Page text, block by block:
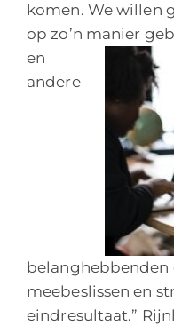
komen. We willen
op zo’n manier g
en
andere
belanghebbenden
meebeslissen en
eindresultaat.”